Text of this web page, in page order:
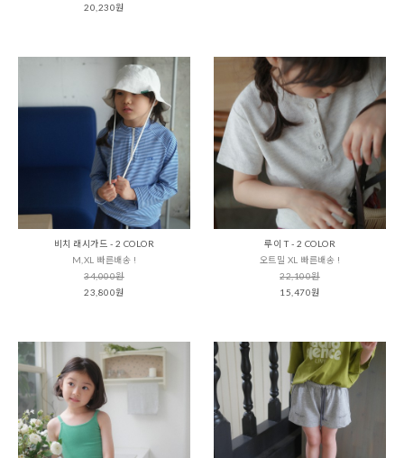
20,230원
비치 래시가드 - 2 COLOR
M,XL 빠른배송 !
34,000원
23,800원
루이 T - 2 COLOR
오트밀 XL 빠른배송 !
22,100원
15,470원